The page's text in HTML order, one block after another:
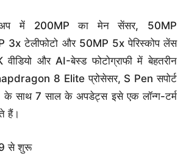
में 200MP का मेन सेंसर, 50MP
3x टेलीफोटो और 50MP 5x पेरिस्कोप लेंस
और AI-बेस्ड फोटोग्राफी में बेहतरीन
8 Elite प्रोसेसर, S Pen सपोर्ट
साथ 7 साल के अपडेट्स इसे एक लॉन्ग-टर्म
हैं।
से शुरू